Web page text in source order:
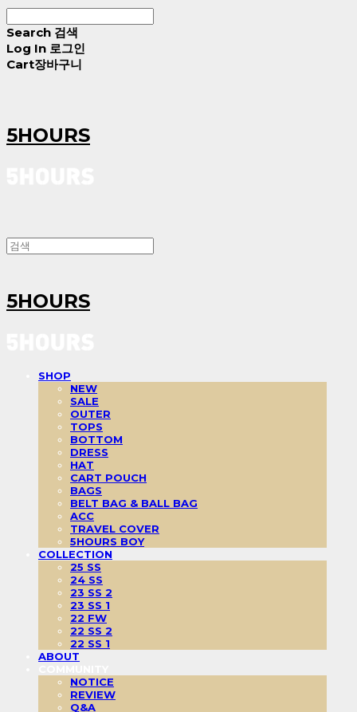
Search 검색
Log In 로그인
Cart장바구니
5HOURS
5HOURS
SHOP
NEW
SALE
OUTER
TOPS
BOTTOM
DRESS
HAT
CART POUCH
BAGS
BELT BAG & BALL BAG
ACC
TRAVEL COVER
5HOURS BOY
COLLECTION
25 SS
24 SS
23 SS 2
23 SS 1
22 FW
22 SS 2
22 SS 1
ABOUT
NOTICE
REVIEW
Q&A